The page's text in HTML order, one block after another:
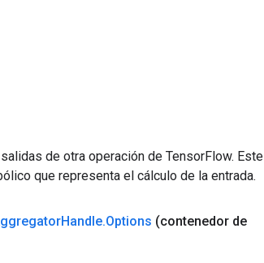
de otra operación de TensorFlow. Este
que representa el cálculo de la entrada.
Handle.Options (contenedor de